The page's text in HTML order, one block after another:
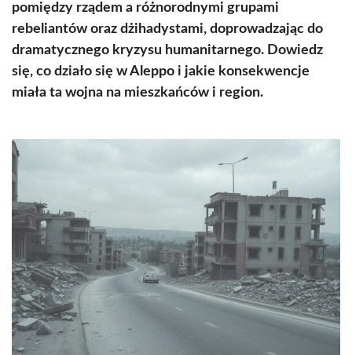
pomiędzy rządem a różnorodnymi grupami
rebeliantów oraz dżihadystami, doprowadzając do
dramatycznego kryzysu humanitarnego. Dowiedz
się, co działo się w Aleppo i jakie konsekwencje
miała ta wojna na mieszkańców i region.